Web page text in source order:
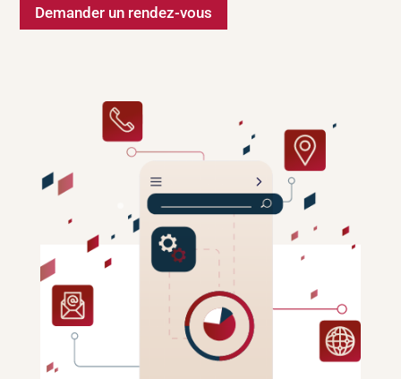
Demander un rendez-vous